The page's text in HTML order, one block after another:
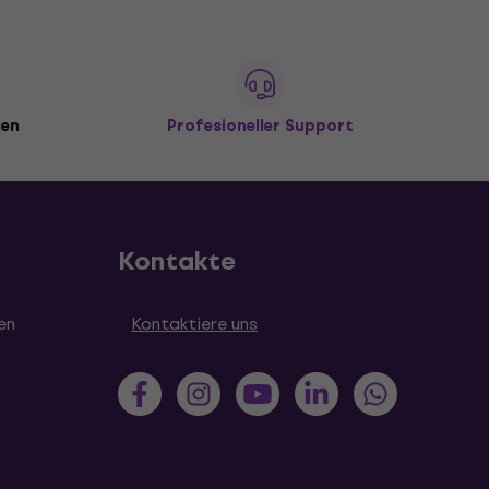
Profesioneller Support
Kontakte
Kontaktiere uns